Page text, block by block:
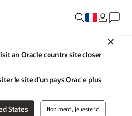
an Oracle country site closer
le site d’un pays Oracle plus
States Non merci, je reste ici
retail analytics ?
de la stratégie du contenu |